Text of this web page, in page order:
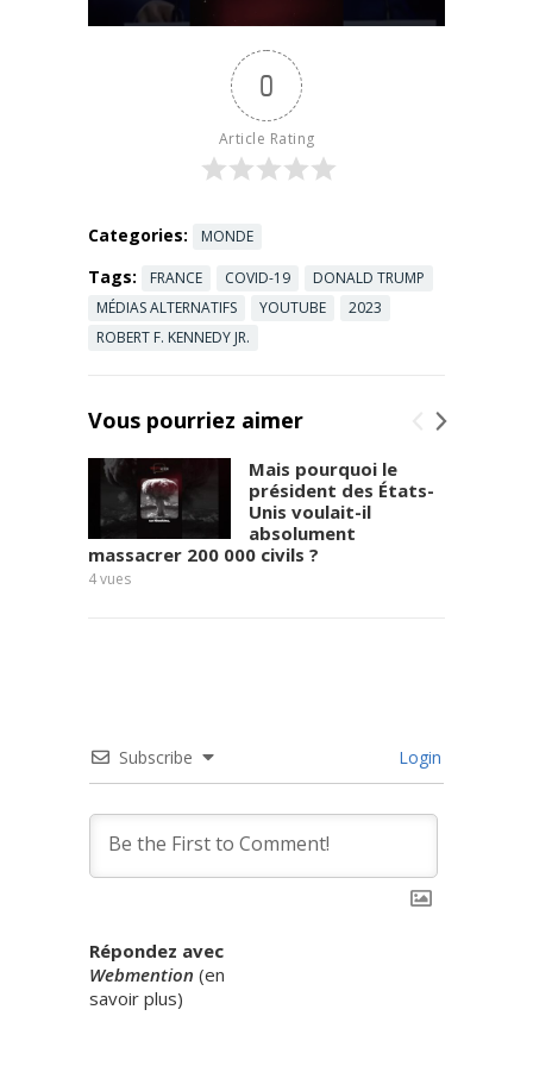
igaction.net/
https://invest
igaction.net/
0
Article Rating
Categories: MONDE
Tags: FRANCE COVID-19
DONALD TRUMP
MÉDIAS ALTERNATIFS
YOUTUBE
2023
ROBERT F. KENNEDY JR.
Vous pourriez aimer
Mais pourquoi le
président des États-
Unis voulait-il
absolument
massacrer 200 000 civils ?
4vues
Subscribe Login
Répondez avec
Webmention (en
savoir plus)